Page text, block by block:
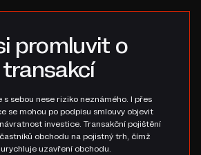
promluvit o
sebou nese riziko neznámého. I přes
se mohou po podpisu smlouvy objevit
investice. Transakční pojištění
obchodu na pojistný trh, čímž
uzavření obchodu.